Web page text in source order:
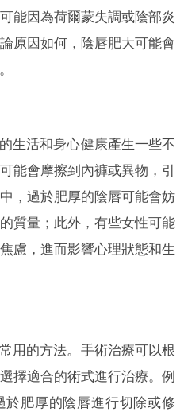
能因為荷爾蒙失調或陰部炎
原因如何，陰唇肥大可能會
生活和身心健康產生一些不
能會摩擦到內褲或異物，引
，過於肥厚的陰唇可能會妨
質量；此外，有些女性可能
慮，進而影響心理狀態和生
用的方法。手術治療可以根
擇適合的術式進行治療。例
肥厚的陰唇進行切除或修